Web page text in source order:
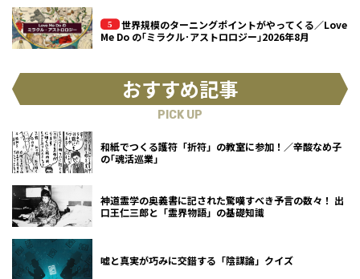
世界規模のターニングポイントがやってくる／Love
Me Do の｢ミラクル･アストロロジー｣2026年8月
おすすめ記事
PICK UP
和紙でつくる護符「折符」の教室に参加！／辛酸なめ子
の｢魂活巡業｣
神道霊学の奥義書に記された驚嘆すべき予言の数々！ 出
口王仁三郎と「霊界物語」の基礎知識
嘘と真実が巧みに交錯する「陰謀論」クイズ